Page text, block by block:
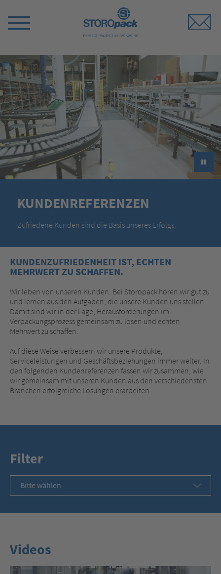
Menü
►
KUNDENREFERENZEN
Zufriedene Kunden sind die Basis unseres Erfolgs.
KUNDENZUFRIEDENHEIT IST, ECHTEN
MEHRWERT ZU SCHAFFEN.
Wir leben von unseren Kunden. Bei Storopack hören wir gut zu
und lernen aus den Aufgaben, die unsere Kunden uns stellen.
Damit sind wir in der Lage, Herausforderungen im
Verpackungsprozess gemeinsam zu lösen und echten
Mehrwert zu schaffen.
Auf diese Weise verbessern wir unsere Produkte,
Serviceleistungen und Geschäftsbeziehungen immer weiter. In
den folgenden Kundenreferenzen fassen wir zusammen, wie
wir gemeinsam mit unseren Kunden aus den verschiedensten
Branchen erfolgreiche Lösungen erarbeiten.
Filter
Bitte wählen
Videos